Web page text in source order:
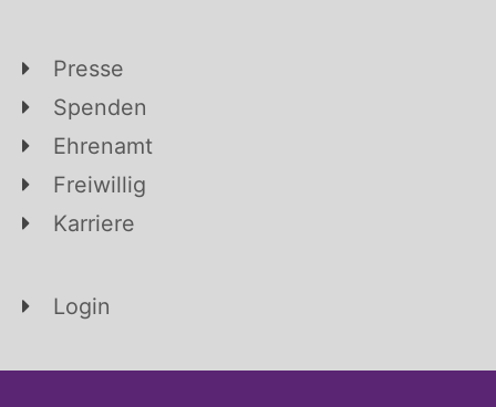
Presse
Spenden
Ehrenamt
Freiwillig
Karriere
Login